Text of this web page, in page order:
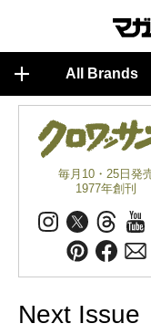
All Brands
毎月10・25日発
1977年創刊
Next Issue